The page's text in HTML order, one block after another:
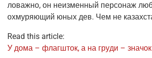
ло­важ­но, он неиз­мен­ный пер­со­наж
охму­ря­ю­щий юных дев. Чем не
Read this article:
У дома – флаг­шток, а на гру­ди – значок